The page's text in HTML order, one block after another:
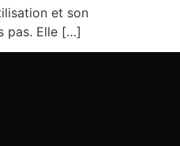
et son
pas. Elle […]